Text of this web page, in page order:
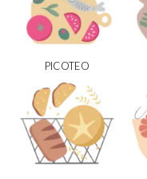
PICOTEO